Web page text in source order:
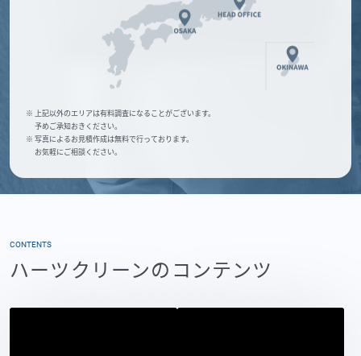
※ 上記以外のエリアは有料調査になることがございます。
予めご承知おきください。
※ 写真によるお見積作成は無料で行っております。
お気軽にご相談ください。
CONTENTS
ハーツクリーンのコンテンツ